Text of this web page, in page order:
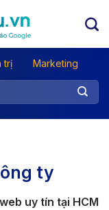
trị Marketing
ty
uy tín tại HCM